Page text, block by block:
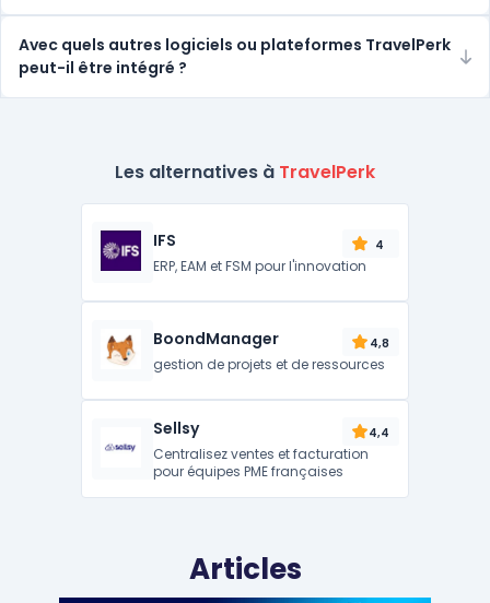
Avec quels autres logiciels ou plateformes TravelPerk
peut-il être intégré ?
Les alternatives à TravelPerk
IFS 4
ERP, EAM et FSM pour l'innovation
BoondManager 4,8
gestion de projets et de ressources
Sellsy 4,4
Centralisez ventes et facturation
pour équipes PME françaises
Articles